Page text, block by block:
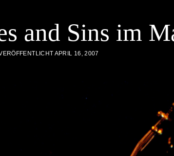
and Sins im
APRIL 16, 2007